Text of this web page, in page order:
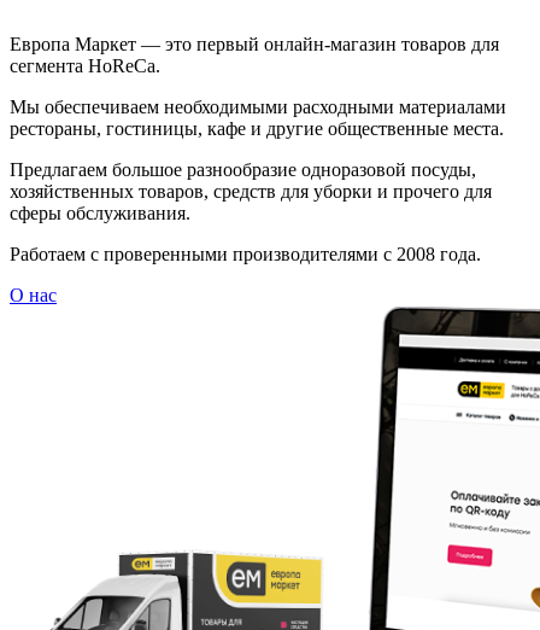
Европа Маркет — это первый онлайн-магазин товаров для
сегмента HoReCa.
Мы обеспечиваем необходимыми расходными материалами
рестораны, гостиницы, кафе и другие общественные места.
Предлагаем большое разнообразие одноразовой посуды,
хозяйственных товаров, средств для уборки и прочего для
сферы обслуживания.
Работаем с проверенными производителями с 2008 года.
О нас